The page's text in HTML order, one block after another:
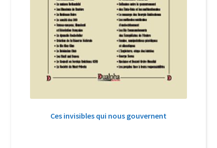
Qui sommes-nous ?
Soutien à Philippe Randa
Suivi de la Commande
Ces invisibles qui nous gouvernent